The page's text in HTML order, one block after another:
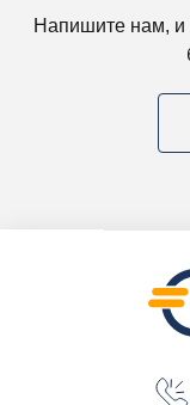
Напишите нам, и